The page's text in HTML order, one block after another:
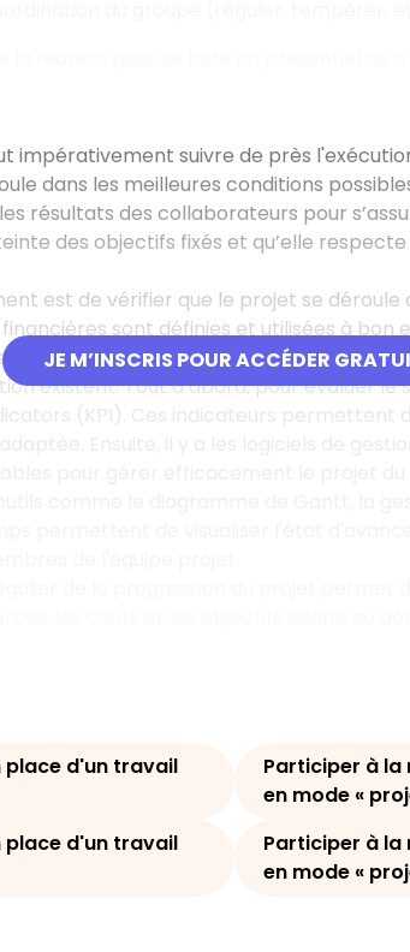
JE M’INSCRIS POUR ACCÉDER
impérativement suivre de près
dans les meilleures conditions
résultats des collaborateurs pour
des objectifs fixés et qu’elle
est de vérifier que le projet se
sont définies et utilisées à bon
et mettre en place des actions
existent. Tout d’abord, pour évaluer
(KPI). Ces indicateurs permettent
place d'un travail
Participer à la
en mode «
place d'un travail
Participer à la
en mode «